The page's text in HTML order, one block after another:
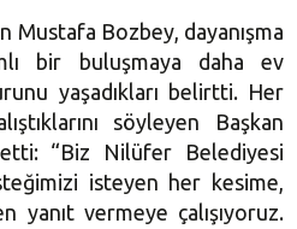
Mustafa Bozbey, dayanışma
bir buluşmaya daha ev
yaşadıkları belirtti. Her
söyleyen Başkan
“Biz Nilüfer Belediyesi
isteyen her kesime,
yanıt vermeye çalışıyoruz.